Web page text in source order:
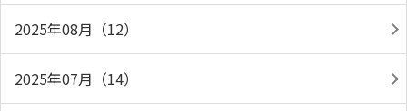
2025年08月（12）
2025年07月（14）